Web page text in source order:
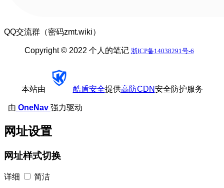
QQ交流群（密码zmt.wiki）
Copyright © 2022 个人的笔记 浙ICP备14038291号-6
本站由 酷盾安全提供高防CDN安全防护服务
由 OneNav 强力驱动
网址设置
网址样式切换
详细 简洁